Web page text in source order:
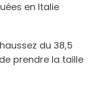
en Italie
du 38,5
prendre la taille